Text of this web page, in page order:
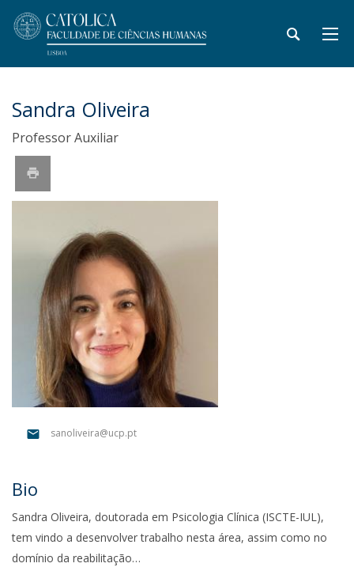
Sandra Oliveira
Professor Auxiliar
sanoliveira@ucp.pt
Bio
Sandra Oliveira, doutorada em Psicologia Clínica (ISCTE-IUL),
tem vindo a desenvolver trabalho nesta área, assim como no
domínio da reabilitação